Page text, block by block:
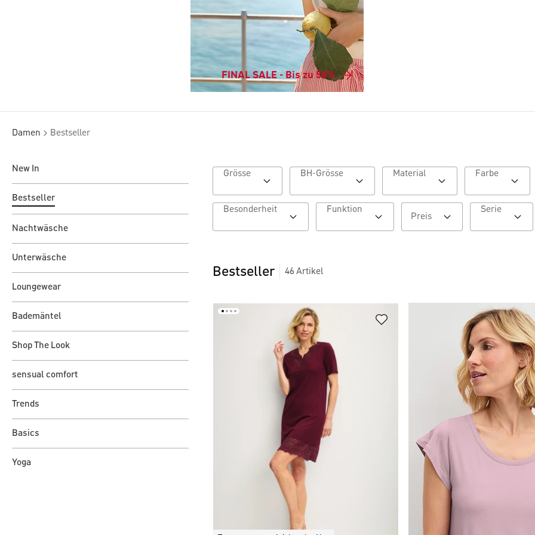
FINAL SALE - Bis zu 50%
Damen Bestseller
New In
Bestseller
Nachtwäsche
Unterwäsche
Loungewear
Bademäntel
Shop The Look
sensual comfort
Trends
Basics
Yoga
Grösse BH-Grösse Material Farbe
Besonderheit
Preis
Serie
Bestseller 46Artikel